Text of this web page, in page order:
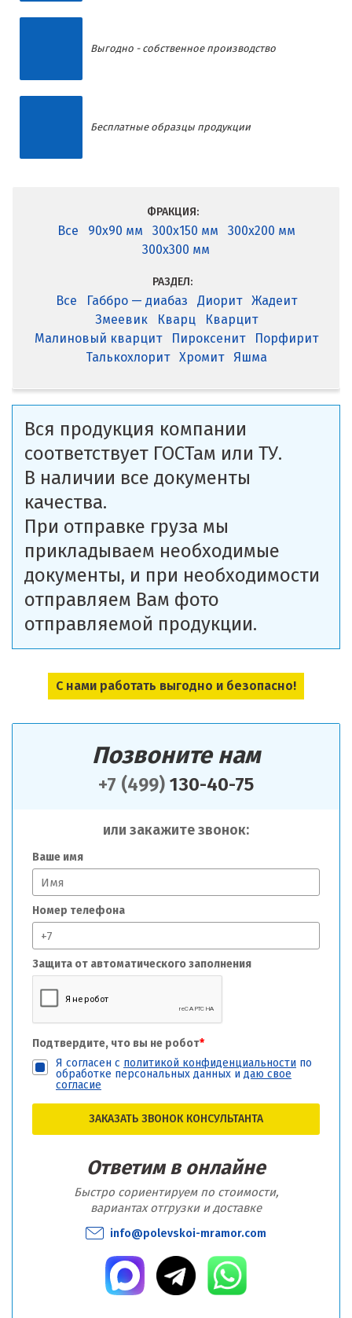
Позвоните нам
+7 (499) 130-40-75
или закажите звонок:
Ваше имя
Номер телефона
Защита от автоматического заполнения
Подтвердите, что вы не робот*
Я согласен с политикой конфиденциальности по
обработке персональных данных и даю свое
согласие
ЗАКАЗАТЬ ЗВОНОК КОНСУЛЬТАНТА
Ответим в онлайне
Быстро сориентируем по стоимости,
вариантах отгрузки и доставке
info@polevskoi-mramor.com
Выгодно - собственное производство
Бесплатные образцы продукции
ФРАКЦИЯ:
Все 90x90 мм 300x150 мм
300x200 мм
300x300 мм
РАЗДЕЛ:
Все Габбро — диабаз Диорит
Жадеит
Змеевик
Кварц
Кварцит
Малиновый кварцит
Пироксенит
Порфирит
Талькохлорит
Хромит Яшма
Вся продукция компании
соответствует ГОСТам или ТУ.
В наличии все документы
качества.
При отправке груза мы
прикладываем необходимые
документы, и при необходимости
отправляем Вам фото
отправляемой продукции.
С нами работать выгодно и безопасно!